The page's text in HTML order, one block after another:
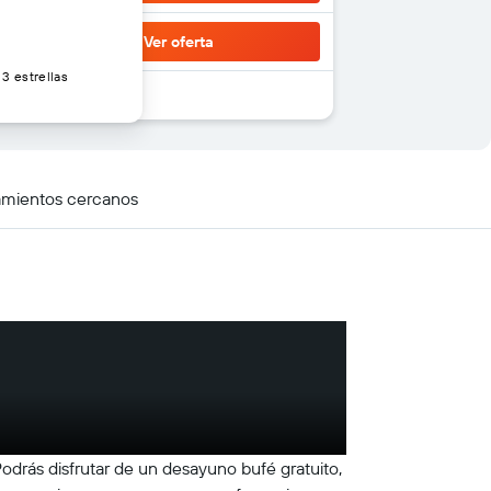
Ver oferta
cercanos
disfrutar de un desayuno bufé gratuito,
estrellas